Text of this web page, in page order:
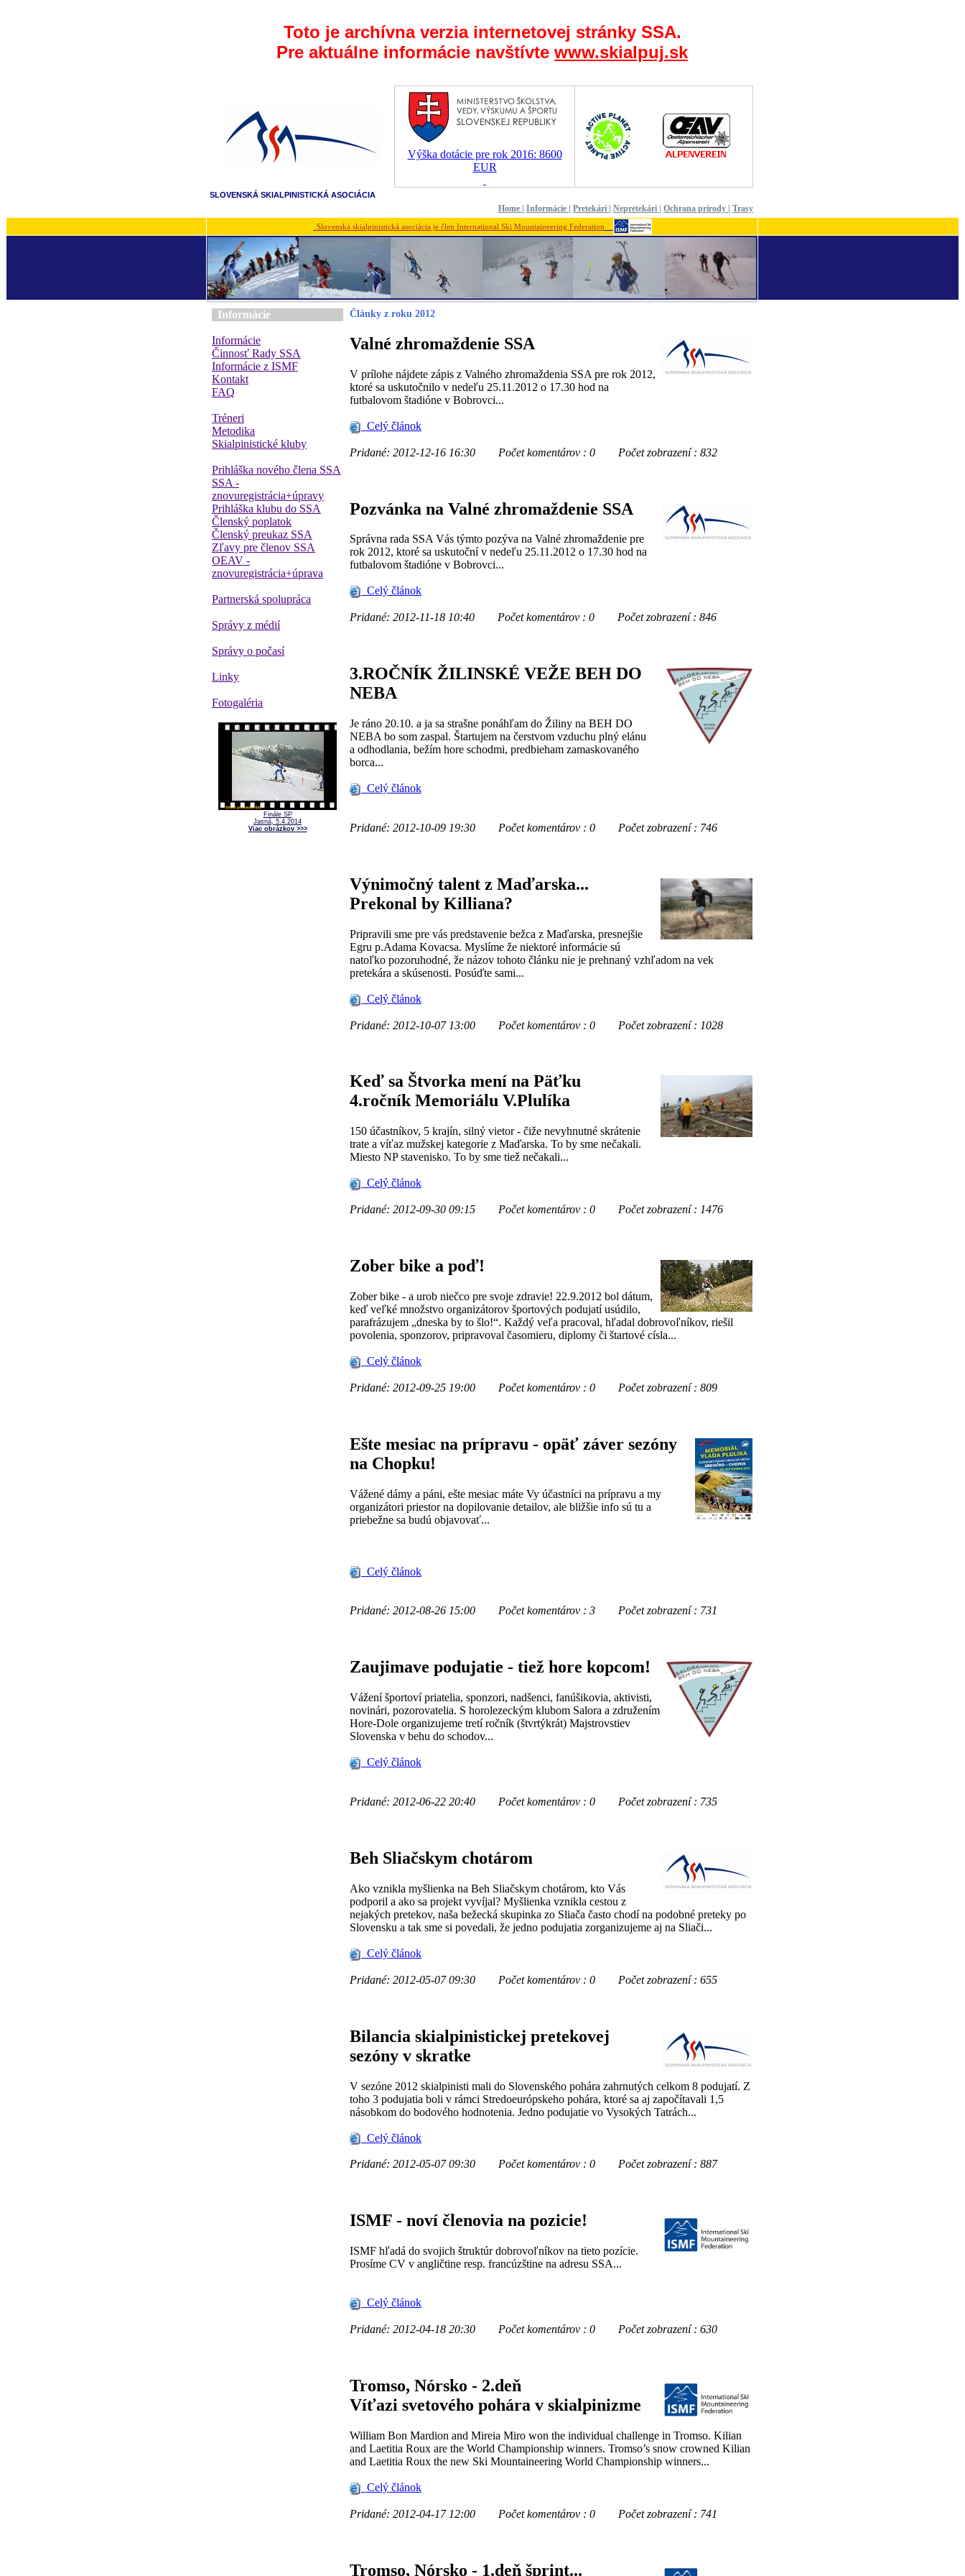
Toto je archívna verzia internetovej stránky SSA.
Pre aktuálne informácie navštívte www.skialpuj.sk
Výška dotácie pre rok 2016: 8600
EUR
SLOVENSKÁ SKIALPINISTICKÁ ASOCIÁCIA
Home Informácie Pretekári Nepretekári Ochrana prírody Trasy
Slovenská skialpinistická asociácia je člen International Ski Mountaineering Federation
Informácie
Informácie
Činnosť Rady SSA
Informácie z ISMF
Kontakt
FAQ
Tréneri
Metodika
Skialpinistické kluby
Prihláška nového člena SSA
SSA -
znovuregistrácia+úpravy
Prihláška klubu do SSA
Členský poplatok
Členský preukaz SSA
Zľavy pre členov SSA
OEAV -
znovuregistrácia+úprava
Partnerská spolupráca
Správy z médií
Správy o počasí
Linky
Fotogaléria
Finále SP
Jasná, 5.4.2014
Viac obrázkov >>>
Články z roku 2012
Valné zhromaždenie SSA
V prílohe nájdete zápis z Valného zhromaždenia SSA pre rok 2012,
ktoré sa uskutočnilo v nedeľu 25.11.2012 o 17.30 hod na
futbalovom štadióne v Bobrovci...
Celý článok
Pridané: 2012-12-16 16:30 Počet komentárov : 0 Počet zobrazení : 832
Pozvánka na Valné zhromaždenie SSA
Správna rada SSA Vás týmto pozýva na Valné zhromaždenie pre
rok 2012, ktoré sa uskutoční v nedeľu 25.11.2012 o 17.30 hod na
futbalovom štadióne v Bobrovci...
Celý článok
Pridané: 2012-11-18 10:40 Počet komentárov : 0 Počet zobrazení : 846
3.ROČNÍK ŽILINSKÉ VEŽE BEH DO
NEBA
Je ráno 20.10. a ja sa strašne ponáhľam do Žiliny na BEH DO
NEBA bo som zaspal. Štartujem na čerstvom vzduchu plný elánu
a odhodlania, bežím hore schodmi, predbieham zamaskovaného
borca...
Celý článok
Pridané: 2012-10-09 19:30 Počet komentárov : 0 Počet zobrazení : 746
Výnimočný talent z Maďarska...
Prekonal by Killiana?
Pripravili sme pre vás predstavenie bežca z Maďarska, presnejšie
Egru p.Adama Kovacsa. Myslíme že niektoré informácie sú
natoľko pozoruhodné, že názov tohoto článku nie je prehnaný vzhľadom na vek
pretekára a skúsenosti. Posúďte sami...
Celý článok
Pridané: 2012-10-07 13:00 Počet komentárov : 0 Počet zobrazení : 1028
Keď sa Štvorka mení na Päťku
4.ročník Memoriálu V.Plulíka
150 účastníkov, 5 krajín, silný vietor - čiže nevyhnutné skrátenie
trate a víťaz mužskej kategorie z Maďarska. To by sme nečakali.
Miesto NP stavenisko. To by sme tiež nečakali...
Celý článok
Pridané: 2012-09-30 09:15 Počet komentárov : 0 Počet zobrazení : 1476
Zober bike a poď!
Zober bike - a urob niečco pre svoje zdravie! 22.9.2012 bol dátum,
keď veľké množstvo organizátorov športových podujatí usúdilo,
parafrázujem „dneska by to šlo!“. Každý veľa pracoval, hľadal dobrovoľníkov, riešil
povolenia, sponzorov, pripravoval časomieru, diplomy či štartové císla...
Celý článok
Pridané: 2012-09-25 19:00 Počet komentárov : 0 Počet zobrazení : 809
Ešte mesiac na prípravu - opäť záver sezóny
na Chopku!
Vážené dámy a páni, ešte mesiac máte Vy účastníci na prípravu a my
organizátori priestor na dopilovanie detailov, ale bližšie info sú tu a
priebežne sa budú objavovať...
Celý článok
Pridané: 2012-08-26 15:00 Počet komentárov : 3 Počet zobrazení : 731
Zaujimave podujatie - tiež hore kopcom!
Vážení športoví priatelia, sponzori, nadšenci, fanúšikovia, aktivisti,
novinári, pozorovatelia. S horolezeckým klubom Salora a združením
Hore-Dole organizujeme tretí ročník (štvrtýkrát) Majstrovstiev
Slovenska v behu do schodov...
Celý článok
Pridané: 2012-06-22 20:40 Počet komentárov : 0 Počet zobrazení : 735
Beh Sliačskym chotárom
Ako vznikla myšlienka na Beh Sliačskym chotárom, kto Vás
podporil a ako sa projekt vyvíjal? Myšlienka vznikla cestou z
nejakých pretekov, naša bežecká skupinka zo Sliača často chodí na podobné preteky po
Slovensku a tak sme si povedali, že jedno podujatia zorganizujeme aj na Sliači...
Celý článok
Pridané: 2012-05-07 09:30 Počet komentárov : 0 Počet zobrazení : 655
Bilancia skialpinistickej pretekovej
sezóny v skratke
V sezóne 2012 skialpinisti mali do Slovenského pohára zahrnutých celkom 8 podujatí. Z
toho 3 podujatia boli v rámci Stredoeurópskeho pohára, ktoré sa aj započítavali 1,5
násobkom do bodového hodnotenia. Jedno podujatie vo Vysokých Tatrách...
Celý článok
Pridané: 2012-05-07 09:30 Počet komentárov : 0 Počet zobrazení : 887
ISMF - noví členovia na pozicie!
ISMF hľadá do svojich štruktúr dobrovoľníkov na tieto pozície.
Prosíme CV v angličtine resp. francúzštine na adresu SSA...
Celý článok
Pridané: 2012-04-18 20:30 Počet komentárov : 0 Počet zobrazení : 630
Tromso, Nórsko - 2.deň
Víťazi svetového pohára v skialpinizme
William Bon Mardion and Mireia Miro won the individual challenge in Tromso. Kilian
and Laetitia Roux are the World Championship winners. Tromso’s snow crowned Kilian
and Laetitia Roux the new Ski Mountaineering World Championship winners...
Celý článok
Pridané: 2012-04-17 12:00 Počet komentárov : 0 Počet zobrazení : 741
Tromso, Nórsko - 1.deň šprint...